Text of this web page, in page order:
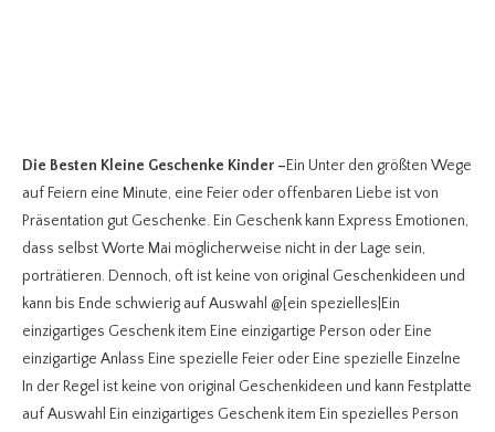
Die Besten Kleine Geschenke Kinder –Ein Unter den größten Wege
auf Feiern eine Minute, eine Feier oder offenbaren Liebe ist von
Präsentation gut Geschenke. Ein Geschenk kann Express Emotionen,
dass selbst Worte Mai möglicherweise nicht in der Lage sein,
porträtieren. Dennoch, oft ist keine von original Geschenkideen und
kann bis Ende schwierig auf Auswahl @[ein spezielles|Ein
einzigartiges Geschenk item Eine einzigartige Person oder Eine
einzigartige Anlass Eine spezielle Feier oder Eine spezielle Einzelne
In der Regel ist keine von original Geschenkideen und kann Festplatte
auf Auswahl Ein einzigartiges Geschenk item Ein spezielles Person